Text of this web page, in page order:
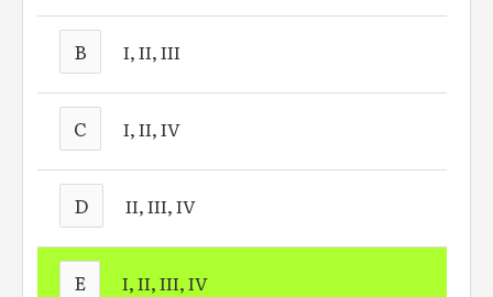
B I, II, III
C I, II, IV
D II, III, IV
E I, II, III, IV